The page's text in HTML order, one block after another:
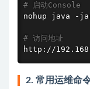
# 启动Console
nohup java -
# 访问地址
http://
2. 常用运维命